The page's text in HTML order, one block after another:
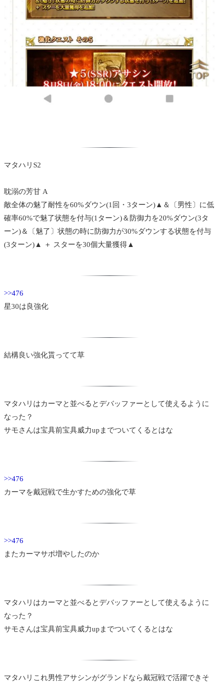
マタハリS2
耽溺の芳甘 A
敵全体の魅了耐性を60%ダウン(1回・3ターン)▲＆〔男性〕に低
確率60%で魅了状態を付与(1ターン)＆防御力を20%ダウン(3タ
ーン)＆〔魅了〕状態の時に防御力が30%ダウンする状態を付与
(3ターン)▲ ＋ スターを30個大量獲得▲
>>476
星30は良強化
結構良い強化貰ってて草
マタハリはカーマと並べるとデバッファーとして使えるように
なった？
サモさんは宝具前宝具威力upまでついてくるとはな
>>476
カーマを戴冠戦で生かすための強化で草
>>476
またカーマサポ増やしたのか
マタハリはカーマと並べるとデバッファーとして使えるように
なった？
サモさんは宝具前宝具威力upまでついてくるとはな
マタハリこれ男性アサシンがグランドなら戴冠戦で活躍できそ